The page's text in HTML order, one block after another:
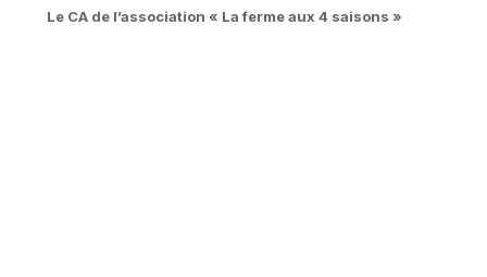
Le CA de l’association « La ferme aux 4 saisons »